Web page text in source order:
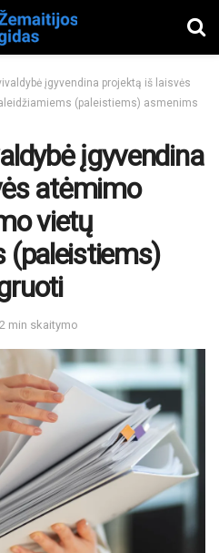
įgyvendina projektą iš laisvės
(paleistiems) asmenims
įgyvendina
atėmimo
vietų
(paleistiems)
min skaitymo